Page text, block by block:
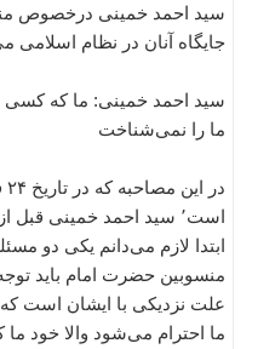
سید احمد خمینی درخصوص
جایگاه آنان در نظام اسلامی
سید احمد خمینی: ما كه كسی
ما را نمی‌شناخت
است٬ سید احمد خمینی
ابتدا لازم می‌دانم یكی دو
منسوبین حضرت امام باید
علت نزدیكی با ایشان است
ما احترام می‌شود والا خود